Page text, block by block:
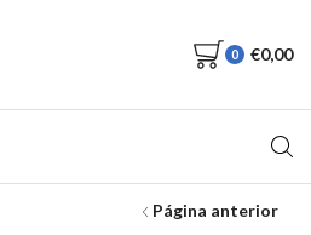
0 €0,00
Página anterior